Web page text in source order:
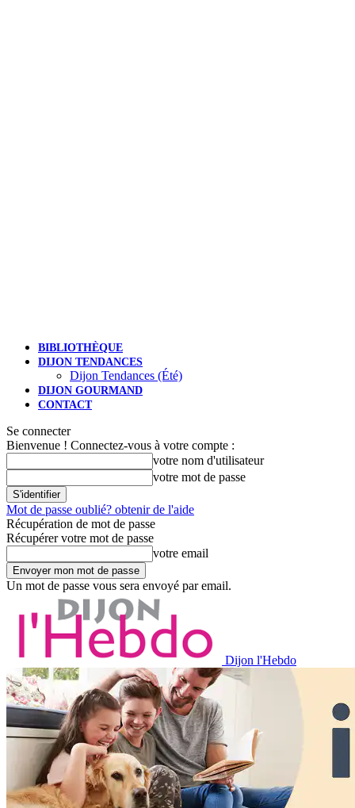
BIBLIOTHÈQUE
DIJON TENDANCES
Dijon Tendances (Été)
DIJON GOURMAND
CONTACT
Se connecter
Bienvenue ! Connectez-vous à votre compte :
votre nom d'utilisateur
votre mot de passe
Mot de passe oublié? obtenir de l'aide
Récupération de mot de passe
Récupérer votre mot de passe
votre email
Un mot de passe vous sera envoyé par email.
Dijon l'Hebdo